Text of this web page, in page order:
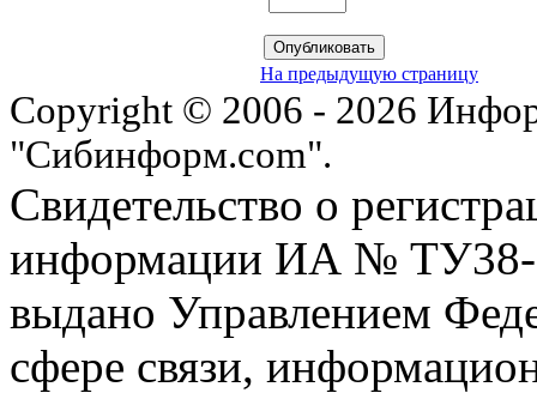
На предыдущую страницу
Copyright © 2006 - 2026
"Сибинформ.com".
Свидетельство о
информации ИА № ТУ38-
выдано Управлением
сфере связи,